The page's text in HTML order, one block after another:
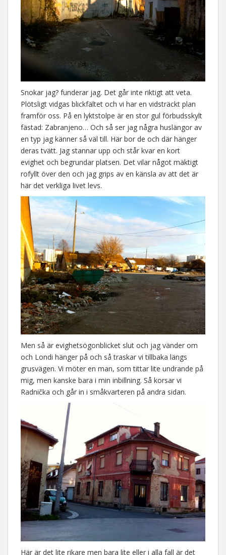
Snokar jag? funderar jag. Det går inte riktigt att veta.
Plötsligt vidgas blickfältet och vi har en vidsträckt plan
framför oss. På en lyktstolpe är en stor gul förbudsskylt
fästad: Zabranjeno… Och så ser jag några huslängor av
en typ jag känner så väl till. Här bor de och där hänger
deras tvätt. Jag stannar upp och står kvar en kort
evighet och begrundar platsen. Det vilar något mäktigt
rofyllt över den och jag grips av en känsla av att det är
här det verkliga livet levs.
Men så är evighetsögonblicket slut och jag vänder om
och Londi hänger på och så traskar vi tillbaka längs
grusvägen. Vi möter en man, som tittar lite undrande på
mig, men kanske bara i min inbillning. Så korsar vi
Radnička och går in i småkvarteren på andra sidan.
Här är det lite rikare men bara lite eller i alla fall är det